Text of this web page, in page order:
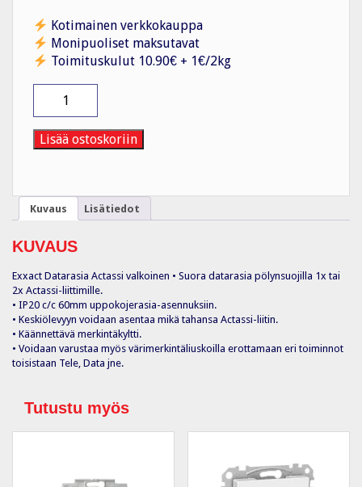
Kotimainen verkkokauppa
Monipuoliset maksutavat
Toimituskulut 10.90€ + 1€/2kg
Datarasia
Actassi
VAL
määrä
Lisää ostoskoriin
Kuvaus Lisätiedot
KUVAUS
Exxact Datarasia Actassi valkoinen • Suora datarasia pölynsuojilla 1x tai
2x Actassi-liittimille.
• IP20 c/c 60mm uppokojerasia-asennuksiin.
• Keskiölevyyn voidaan asentaa mikä tahansa Actassi-liitin.
• Käännettävä merkintäkyltti.
• Voidaan varustaa myös värimerkintäliuskoilla erottamaan eri toiminnot
toisistaan Tele, Data jne.
Tutustu myös